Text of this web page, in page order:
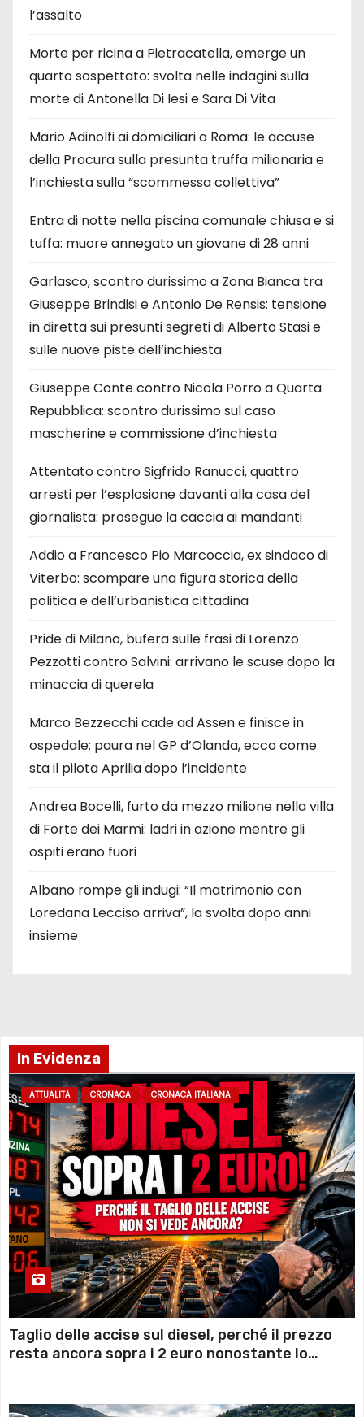
l’assalto
Morte per ricina a Pietracatella, emerge un
quarto sospettato: svolta nelle indagini sulla
morte di Antonella Di Iesi e Sara Di Vita
Mario Adinolfi ai domiciliari a Roma: le accuse
della Procura sulla presunta truffa milionaria e
l’inchiesta sulla “scommessa collettiva”
Entra di notte nella piscina comunale chiusa e si
tuffa: muore annegato un giovane di 28 anni
Garlasco, scontro durissimo a Zona Bianca tra
Giuseppe Brindisi e Antonio De Rensis: tensione
in diretta sui presunti segreti di Alberto Stasi e
sulle nuove piste dell’inchiesta
Giuseppe Conte contro Nicola Porro a Quarta
Repubblica: scontro durissimo sul caso
mascherine e commissione d’inchiesta
Attentato contro Sigfrido Ranucci, quattro
arresti per l’esplosione davanti alla casa del
giornalista: prosegue la caccia ai mandanti
Addio a Francesco Pio Marcoccia, ex sindaco di
Viterbo: scompare una figura storica della
politica e dell’urbanistica cittadina
Pride di Milano, bufera sulle frasi di Lorenzo
Pezzotti contro Salvini: arrivano le scuse dopo la
minaccia di querela
Marco Bezzecchi cade ad Assen e finisce in
ospedale: paura nel GP d’Olanda, ecco come
sta il pilota Aprilia dopo l’incidente
Andrea Bocelli, furto da mezzo milione nella villa
di Forte dei Marmi: ladri in azione mentre gli
ospiti erano fuori
Albano rompe gli indugi: “Il matrimonio con
Loredana Lecciso arriva”, la svolta dopo anni
insieme
In Evidenza
ATTUALITÀ CRONACA CRONACA ITALIANA
Taglio delle accise sul diesel, perché il prezzo
resta ancora sopra i 2 euro nonostante lo